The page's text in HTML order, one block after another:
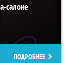
салоне
ПОДРОБНЕЕ